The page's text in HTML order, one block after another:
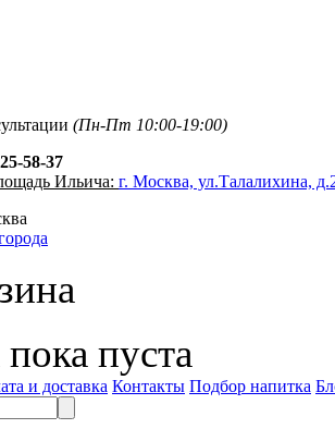
(Пн-Пт 10:00-19:00)
58-37
Ильича: г. Москва, ул.Талалихина,
пуста
и доставка Контакты Подбор напитка